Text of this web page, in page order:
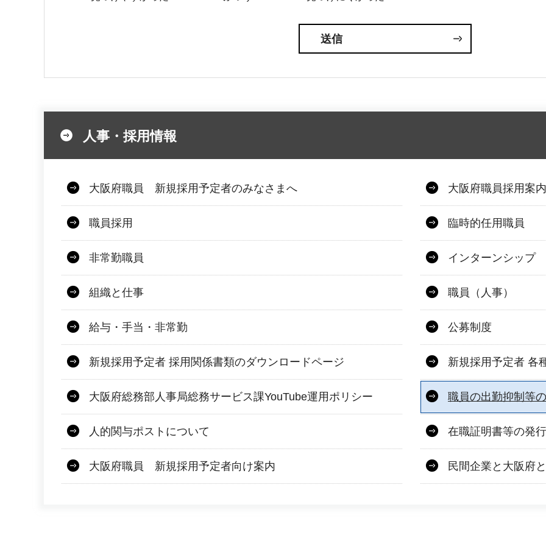
人事・採用情報
大阪府職員 新規採用予定者のみなさまへ 大阪府職員採用案内
職員採用 臨時的任用職員
非常勤職員 インターンシップ
組織と仕事 職員（人事）
給与・手当・非常勤 公募制度
新規採用予定者 採用関係書類のダウンロードページ 新規採用予定者 各
大阪府総務部人事局総務サービス課YouTube運用ポリシー 職員の出勤抑制等
人的関与ポストについて 在職証明書等の発
大阪府職員 新規採用予定者向け案内 民間企業と大阪府